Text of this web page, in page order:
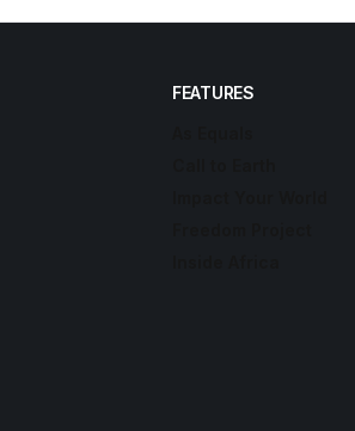
FEATURES